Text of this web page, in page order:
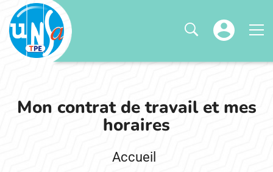
Mon contrat de travail et mes
horaires